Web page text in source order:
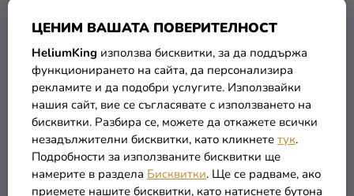
ЦЕНИМ ВАШАТА ПОВЕРИТЕЛНОСТ
HeliumKing използва бисквитки, за да поддържа
функционирането на сайта, да персонализира
рекламите и да подобри услугите. Използвайки
нашия сайт, вие се съгласявате с използването на
бисквитки. Разбира се, можете да откажете всички
незадължителни бисквитки, като кликнете тук.
Подробности за използваните бисквитки ще
намерите в раздела Бисквитки. Ще се радваме, ако
приемете нашите бисквитки, като натиснете бутона
По Тип: аксесоари
Теми: Средновек
ТОП: Аксесоари